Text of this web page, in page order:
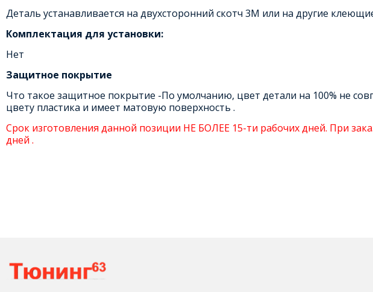
Деталь устанавливается на двухсторонний скотч 3М или на другие
Комплектация для установки:
Нет
Защитное покрытие
Что такое защитное покрытие -По умолчанию, цвет детали на 100% не
цвету пластика и имеет матовую поверхность .
Срок изготовления данной позиции НЕ БОЛЕЕ 15-ти рабочих дней. При
дней .